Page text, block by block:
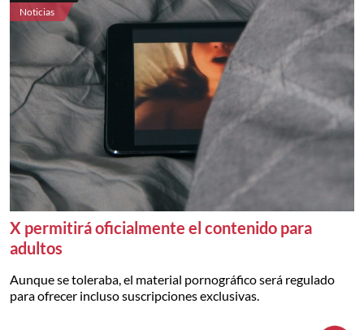
Noticias
X permitirá oficialmente el contenido para
adultos
Aunque se toleraba, el material pornográfico será regulado
para ofrecer incluso suscripciones exclusivas.